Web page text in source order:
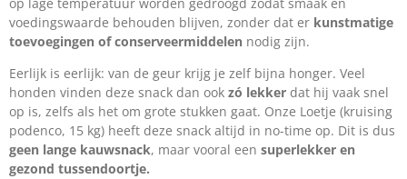
op lage temperatuur worden gedroogd zodat smaak en
voedingswaarde behouden blijven, zonder dat er kunstmatige
toevoegingen of conserveermiddelen nodig zijn.
Eerlijk is eerlijk: van de geur krijg je zelf bijna honger. Veel
honden vinden deze snack dan ook zó lekker dat hij vaak snel
op is, zelfs als het om grote stukken gaat. Onze Loetje (kruising
podenco, 15 kg) heeft deze snack altijd in no-time op. Dit is dus
geen lange kauwsnack, maar vooral een superlekker en
gezond tussendoortje.